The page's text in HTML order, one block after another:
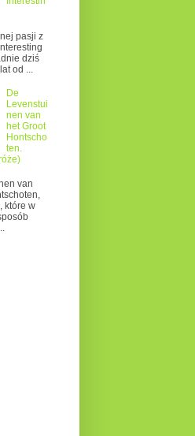
pasji z
dziś
od ...
De
Levenstui
nen van
het Groot
Hontscho
ten.
van
które w